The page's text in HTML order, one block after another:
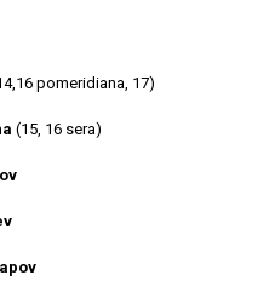
pomeridiana, 17)
(15, 16 sera)